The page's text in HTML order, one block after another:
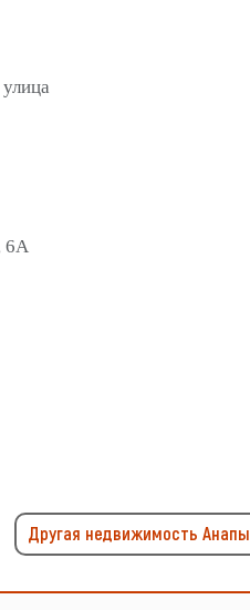
6А
Другая недвижимость Анапы